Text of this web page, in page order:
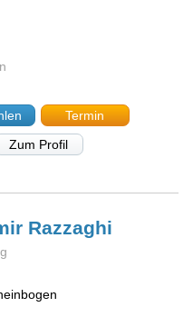
Termin
Zum Profil
Razzaghi